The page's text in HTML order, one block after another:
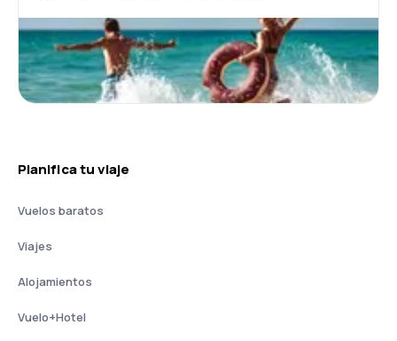
Planifica tu viaje
Vuelos baratos
Viajes
Alojamientos
Vuelo+Hotel